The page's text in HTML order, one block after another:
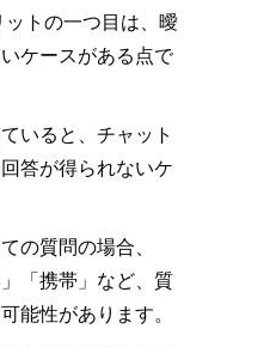
トの一つ目は、曖
ケースがある点で
いると、チャット
答が得られないケ
の質問の場合、
「携帯」など、質
能性があります。